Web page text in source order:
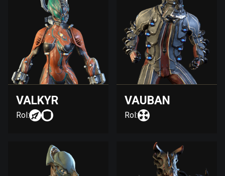
VALKYR
Rol:
VAUBAN
Rol: